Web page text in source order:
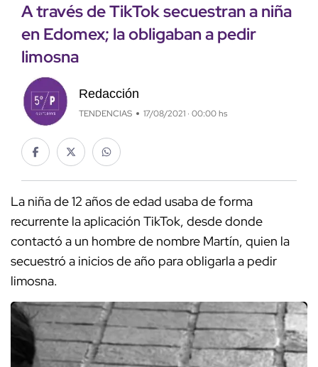
A través de TikTok secuestran a niña
en Edomex; la obligaban a pedir
limosna
Redacción
TENDENCIAS 17/08/2021 · 00:00 hs
La niña de 12 años de edad usaba de forma
recurrente la aplicación TikTok, desde donde
contactó a un hombre de nombre Martín, quien la
secuestró a inicios de año para obligarla a pedir
limosna.